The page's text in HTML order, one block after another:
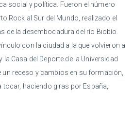
social y política. Fueron el número
Rock al Sur del Mundo, realizado el
de la desembocadura del río Biobío.
con la ciudad a la que volvieron a
Casa del Deporte de la Universidad
un receso y cambios en su formación,
tocar, haciendo giras por España,